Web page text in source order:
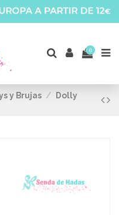
0
y Brujas
Dolly